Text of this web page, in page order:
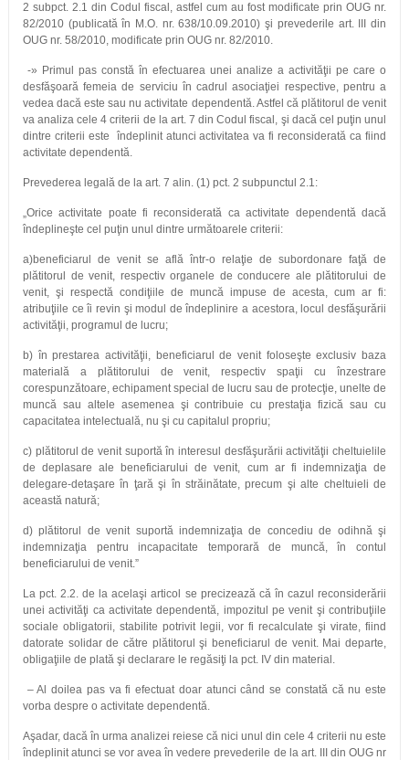
2 subpct. 2.1 din Codul fiscal, astfel cum au fost modificate prin OUG nr.
82/2010 (publicată în M.O. nr. 638/10.09.2010) şi prevederile art. III din
OUG nr. 58/2010, modificate prin OUG nr. 82/2010.
-» Primul pas constă în efectuarea unei analize a activităţii pe care o
desfăşoară femeia de serviciu în cadrul asociaţiei respective, pentru a
vedea dacă este sau nu activitate dependentă. Astfel că plătitorul de venit
va analiza cele 4 criterii de la art. 7 din Codul fiscal, şi dacă cel puţin unul
dintre criterii este îndeplinit atunci activitatea va fi reconsiderată ca fiind
activitate dependentă.
Prevederea legală de la art. 7 alin. (1) pct. 2 subpunctul 2.1:
„Orice activitate poate fi reconsiderată ca activitate dependentă dacă
îndeplineşte cel puţin unul dintre următoarele criterii:
a)beneficiarul de venit se află într-o relaţie de subordonare faţă de
plătitorul de venit, respectiv organele de conducere ale plătitorului de
venit, şi respectă condiţiile de muncă impuse de acesta, cum ar fi:
atribuţiile ce îi revin şi modul de îndeplinire a acestora, locul desfăşurării
activităţii, programul de lucru;
b) în prestarea activităţii, beneficiarul de venit foloseşte exclusiv baza
materială a plătitorului de venit, respectiv spaţii cu înzestrare
corespunzătoare, echipament special de lucru sau de protecţie, unelte de
muncă sau altele asemenea şi contribuie cu prestaţia fizică sau cu
capacitatea intelectuală, nu şi cu capitalul propriu;
c) plătitorul de venit suportă în interesul desfăşurării activităţii cheltuielile
de deplasare ale beneficiarului de venit, cum ar fi indemnizaţia de
delegare-detaşare în ţară şi în străinătate, precum şi alte cheltuieli de
această natură;
d) plătitorul de venit suportă indemnizaţia de concediu de odihnă şi
indemnizaţia pentru incapacitate temporară de muncă, în contul
beneficiarului de venit.”
La pct. 2.2. de la acelaşi articol se precizează că în cazul reconsiderării
unei activităţi ca activitate dependentă, impozitul pe venit şi contribuţiile
sociale obligatorii, stabilite potrivit legii, vor fi recalculate şi virate, fiind
datorate solidar de către plătitorul şi beneficiarul de venit. Mai departe,
obligaţiile de plată şi declarare le regăsiţi la pct. IV din material.
– Al doilea pas va fi efectuat doar atunci când se constată că nu este
vorba despre o activitate dependentă.
Aşadar, dacă în urma analizei reiese că nici unul din cele 4 criterii nu este
îndeplinit atunci se vor avea în vedere prevederile de la art. III din OUG nr